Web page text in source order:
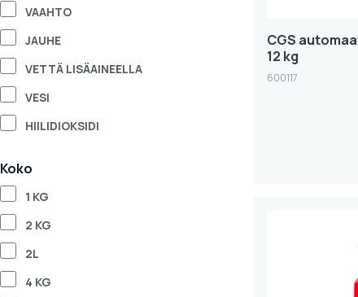
VAAHTO
JAUHE
VETTÄ LISÄAINEELLA
VESI
HIILIDIOKSIDI
Koko
1 KG
2 KG
2L
4 KG
CGS
12 kg
600117